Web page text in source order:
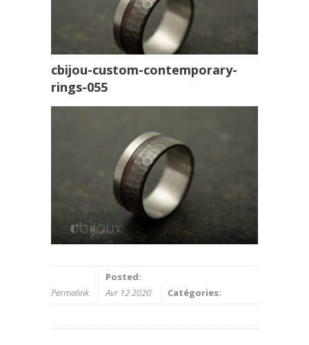
cbijou-custom-contemporary-
rings-055
Permalink
Posted:
Avr 12 2020
Catégories: